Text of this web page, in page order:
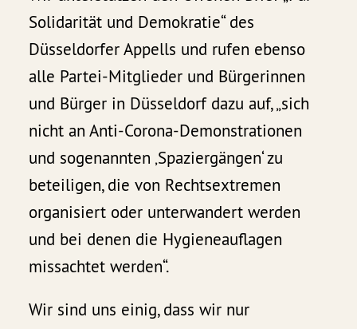
Solidarität und Demokratie“ des
Düsseldorfer Appells und rufen ebenso
alle Partei-Mitglieder und Bürgerinnen
und Bürger in Düsseldorf dazu auf, „sich
nicht an Anti-Corona-Demonstrationen
und sogenannten ‚Spaziergängen‘ zu
beteiligen, die von Rechtsextremen
organisiert oder unterwandert werden
und bei denen die Hygieneauflagen
missachtet werden“.
Wir sind uns einig, dass wir nur